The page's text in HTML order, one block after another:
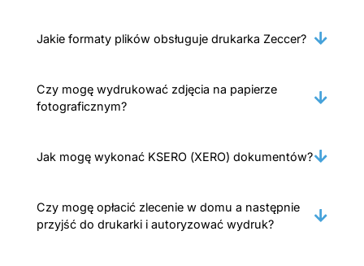
Jakie formaty plików obsługuje drukarka Zeccer?
Czy mogę wydrukować zdjęcia na papierze
fotograficznym?
Jak mogę wykonać KSERO (XERO) dokumentów?
Czy mogę opłacić zlecenie w domu a następnie
przyjść do drukarki i autoryzować wydruk?